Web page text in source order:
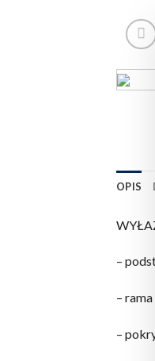
OPIS
–
–
–